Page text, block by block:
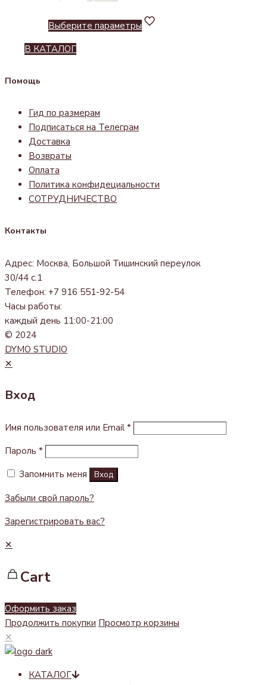
Выберите параметры
В КАТАЛОГ
Помощь
Гид по размерам
Подписаться на Телеграм
Доставка
Возвраты
Оплата
Политика конфидециальности
СОТРУДНИЧЕСТВО
Контакты
Адрес: Москва, Большой Тишинский переулок
30/44 с.1
Телефон: +7 916 551-92-54
Часы работы:
каждый день 11:00-21:00
© 2024
DYMO STUDIO
✕
Вход
Имя пользователя или Email *
Пароль *
Запомнить меня
Вход
Забыли свой пароль?
Зарегистрировать вас?
✕
Cart
Оформить заказ
Продолжить покупки Просмотр корзины
✕
КАТАЛОГ